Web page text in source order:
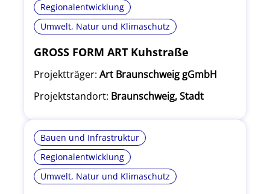
Regionalentwicklung
Umwelt, Natur und Klimaschutz
GROSS FORM ART Kuhstraße
Projektträger: Art Braunschweig gGmbH
Projektstandort: Braunschweig, Stadt
Bauen und Infrastruktur
Regionalentwicklung
Umwelt, Natur und Klimaschutz